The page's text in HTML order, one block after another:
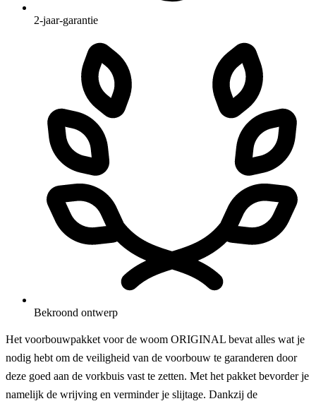
2-jaar-garantie
Bekroond ontwerp
Het voorbouwpakket voor de woom ORIGINAL bevat alles wat je
nodig hebt om de veiligheid van de voorbouw te garanderen door
deze goed aan de vorkbuis vast te zetten. Met het pakket bevorder je
namelijk de wrijving en verminder je slijtage. Dankzij de